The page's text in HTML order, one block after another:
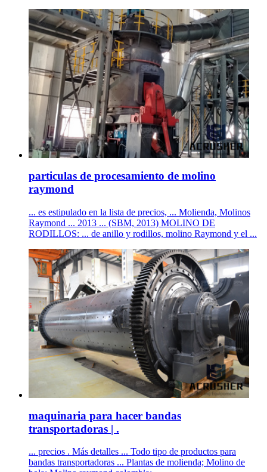
particulas de procesamiento de molino
raymond
... es estipulado en la lista de precios, ... Molienda, Molinos
Raymond ... 2013 ... (SBM, 2013) MOLINO DE
RODILLOS: ... de anillo y rodillos, molino Raymond y el ...
maquinaria para hacer bandas
transportadoras | .
... precios . Más detalles ... Todo tipo de productos para
bandas transportadoras ... Plantas de molienda; Molino de